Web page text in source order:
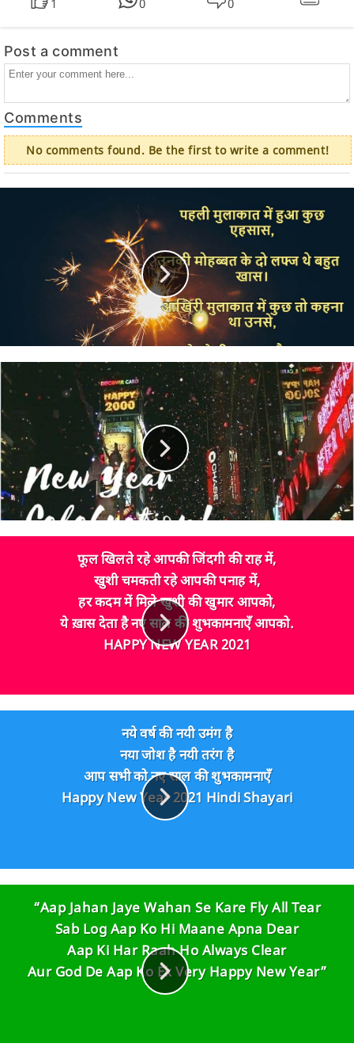
1 0 0
Post a comment
Comments
No comments found. Be the first to write a comment!
फूल खिलते रहे आपकी जिंदगी की राह में,
खुशी चमकती रहे आपकी पनाह में,
हर कदम में मिले खुशी की खुमार आपको,
ये ख़ास देता है नए साल की शुभकामनाएँ आपको.
HAPPY NEW YEAR 2021
नये वर्ष की नयी उमंग है
नया जोश है नयी तरंग है
आप सभी को नए साल की शुभकामनाएँ
Happy New Year 2021 Hindi Shayari
“Aap Jahan Jaye Wahan Se Kare Fly All Tear
Sab Log Aap Ko Hi Maane Apna Dear
Aap Ki Har Raah Ho Always Clear
Aur God De Aap Ko Ek Very Happy New Year”